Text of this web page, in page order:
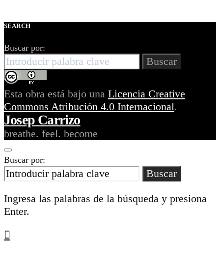
SEARCH
Buscar por:
Buscar
Esta obra está bajo una Licencia Creative
Commons Atribución 4.0 Internacional.
Josep Carrizo
breathe. feel. become
Buscar por:
Buscar
Ingresa las palabras de la búsqueda y presiona
Enter.